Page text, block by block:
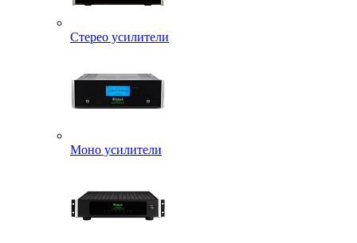
Стерео усилители
Моно усилители